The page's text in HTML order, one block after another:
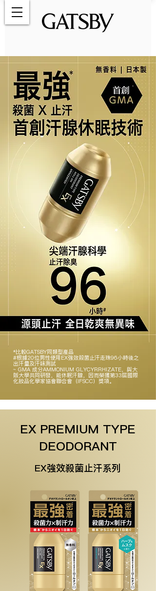
*比較GATSBY同類型產品
#根據20位男性使用EX強效殺菌止汗走珠96小時後之
出汗量及汗味測試
~ GMA 成分AMMONIUM GLYCYRRHIZATE，與大
阪大學共同研發，能休眠汗腺，因而榮獲第33屆國際
化妝品化學家協會聯合會（IFSCC）獎項。
EX PREMIUM TYPE
DEODORANT
EX強效殺菌止汗系列